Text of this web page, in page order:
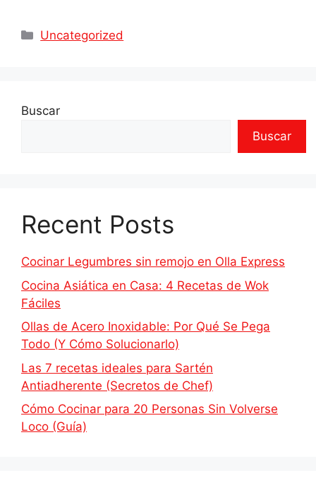
Uncategorized
Buscar
Buscar
Recent Posts
Cocinar Legumbres sin remojo en Olla Express
Cocina Asiática en Casa: 4 Recetas de Wok
Fáciles
Ollas de Acero Inoxidable: Por Qué Se Pega
Todo (Y Cómo Solucionarlo)
Las 7 recetas ideales para Sartén
Antiadherente (Secretos de Chef)
Cómo Cocinar para 20 Personas Sin Volverse
Loco (Guía)